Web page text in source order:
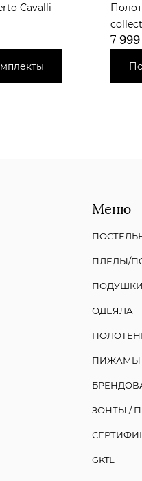
Cavalli
7 999
Меню
ПЛЕДЫ/
ПОДУШКИ
ОДЕЯЛА
ПИЖАМЫ
ЗОНТЫ /
GKTL